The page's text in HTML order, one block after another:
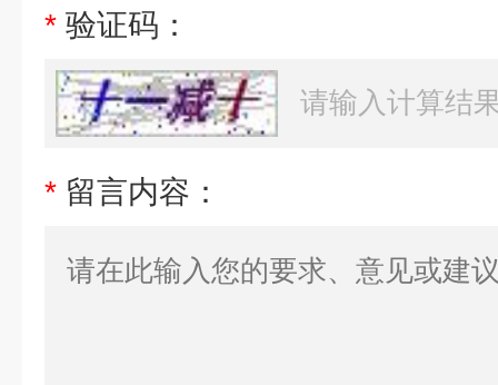
* 验证码：
* 留言内容：